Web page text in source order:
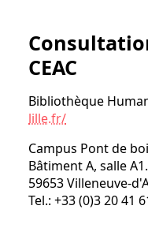
CEAC
Bibliothèque
lille.fr/
Campus Pont de
Bâtiment A, salle
59653 Villeneuve-
Tel.: +33 (0)3 20 41